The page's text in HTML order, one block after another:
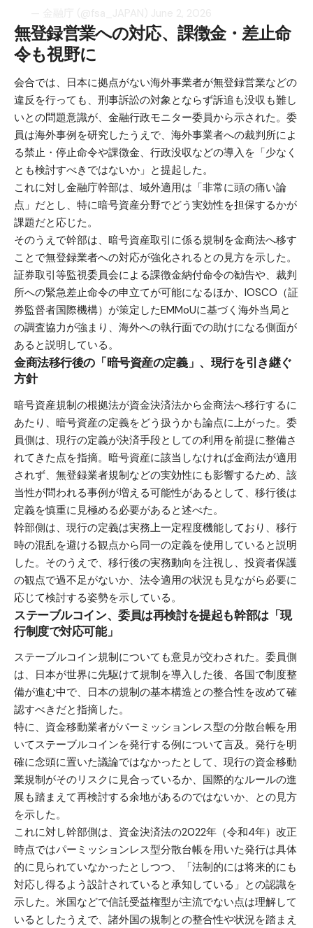
無登録営業への対応、課徴金・差止命
令も視野に
会合では、日本に拠点がない海外事業者が無登録営業などの
違反を行っても、刑事訴訟の対象とならず訴追も没収も難し
いとの問題意識が、金融行政モニター委員から示された。委
員は海外事例を研究したうえで、海外事業者への裁判所によ
る禁止・停止命令や課徴金、行政没収などの導入を「少なく
とも検討すべきではないか」と提起した。
これに対し金融庁幹部は、域外適用は「非常に頭の痛い論
点」だとし、特に暗号資産分野でどう実効性を担保するかが
課題だと応じた。
そのうえで幹部は、暗号資産取引に係る規制を金商法へ移す
ことで無登録業者への対応が強化されるとの見方を示した。
証券取引等監視委員会による課徴金納付命令の勧告や、裁判
所への緊急差止命令の申立てが可能になるほか、IOSCO（証
券監督者国際機構）が策定したEMMoUに基づく海外当局と
の調査協力が強まり、海外への執行面での助けになる側面が
あると説明している。
金商法移行後の「暗号資産の定義」、現行を引き継ぐ
方針
暗号資産規制の根拠法が資金決済法から金商法へ移行するに
あたり、暗号資産の定義をどう扱うかも論点に上がった。委
員側は、現行の定義が決済手段としての利用を前提に整備さ
れてきた点を指摘。暗号資産に該当しなければ金商法が適用
されず、無登録業者規制などの実効性にも影響するため、該
当性が問われる事例が増える可能性があるとして、移行後は
定義を慎重に見極める必要があると述べた。
幹部側は、現行の定義は実務上一定程度機能しており、移行
時の混乱を避ける観点から同一の定義を使用していると説明
した。そのうえで、移行後の実務動向を注視し、投資者保護
の観点で過不足がないか、法令適用の状況も見ながら必要に
応じて検討する姿勢を示している。
ステーブルコイン、委員は再検討を提起も幹部は「現
行制度で対応可能」
ステーブルコイン規制についても意見が交わされた。委員側
は、日本が世界に先駆けて規制を導入した後、各国で制度整
備が進む中で、日本の規制の基本構造との整合性を改めて確
認すべきだと指摘した。
特に、資金移動業者がパーミッションレス型の分散台帳を用
いてステーブルコインを発行する例について言及。発行を明
確に念頭に置いた議論ではなかったとして、現行の資金移動
業規制がそのリスクに見合っているか、国際的なルールの進
展も踏まえて再検討する余地があるのではないか、との見方
を示した。
これに対し幹部側は、資金決済法の2022年（令和4年）改正
時点ではパーミッションレス型分散台帳を用いた発行は具体
的に見られていなかったとしつつ、「法制的には将来的にも
対応し得るよう設計されていると承知している」との認識を
示した。米国などで信託受益権型が主流でない点は理解して
いるとしたうえで、諸外国の規制との整合性や状況を踏まえ